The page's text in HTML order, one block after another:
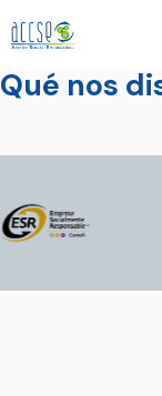
Qué nos